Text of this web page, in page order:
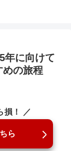
年に向けて
めの旅程
損！ ／
ら